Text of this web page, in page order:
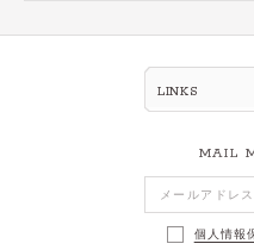
LINKS
MAIL
個人情報